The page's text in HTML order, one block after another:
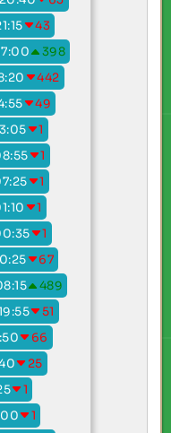
43
398
442
49
1
1
1
1
1
67
489
51
66
25
1
1